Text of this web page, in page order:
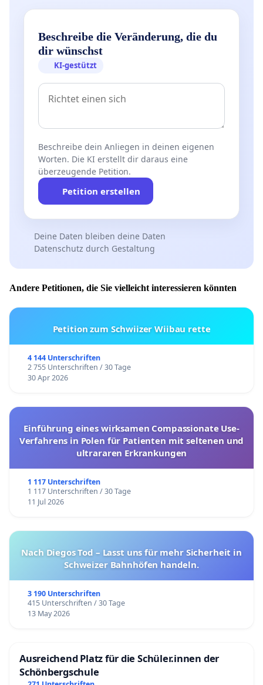
Beschreibe die Veränderung, die du
dir wünschst
KI-gestützt
Beschreibe dein Anliegen in deinen eigenen
Worten. Die KI erstellt dir daraus eine
überzeugende Petition.
Petition erstellen
Deine Daten bleiben deine Daten
Datenschutz durch Gestaltung
Andere Petitionen, die Sie vielleicht interessieren könnten
Petition zum Schwiizer Wiibau rette
4 144 Unterschriften
2 755 Unterschriften / 30 Tage
30 Apr 2026
Einführung eines wirksamen Compassionate Use-
Verfahrens in Polen für Patienten mit seltenen und
ultrararen Erkrankungen
1 117 Unterschriften
1 117 Unterschriften / 30 Tage
11 Jul 2026
Nach Diegos Tod – Lasst uns für mehr Sicherheit in
Schweizer Bahnhöfen handeln.
3 190 Unterschriften
415 Unterschriften / 30 Tage
13 May 2026
Ausreichend Platz für die Schüler.innen der
Schönbergschule